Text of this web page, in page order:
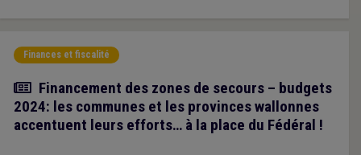
Finances et fiscalité
Article
Financement des zones de secours – budgets
2024: les communes et les provinces wallonnes
accentuent leurs efforts… à la place du Fédéral !